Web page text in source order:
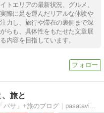
トエリアの最新状況、グルメ、
際に足を運んだリアルな体験や
力し、旅行や滞在の裏側まで深
らも、具体性をもたせた文章展
内容を目指しています。
旅と
タイ語で「ことば」を意味する「パサ」+旅のブログ｜pasatavi｜趣味の海外旅行で見つけたお気に入りのモノ・スポット情報、外国語勉強法などを発信するブログ